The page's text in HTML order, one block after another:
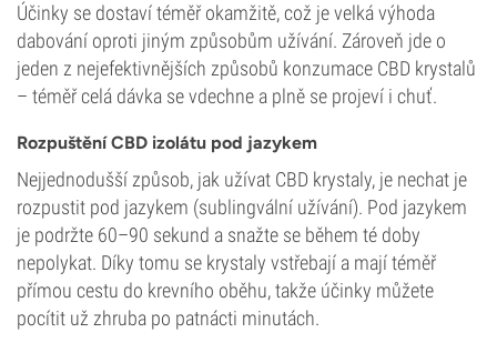
Účinky se dostaví téměř okamžitě, což je velká výhoda
dabování oproti jiným způsobům užívání. Zároveň jde o
jeden z nejefektivnějších způsobů konzumace CBD krystalů
– téměř celá dávka se vdechne a plně se projeví i chuť.
Rozpuštění CBD izolátu pod jazykem
Nejjednodušší způsob, jak užívat CBD krystaly, je nechat je
rozpustit pod jazykem (sublingvální užívání). Pod jazykem
je podržte 60–90 sekund a snažte se během té doby
nepolykat. Díky tomu se krystaly vstřebají a mají téměř
přímou cestu do krevního oběhu, takže účinky můžete
pocítit už zhruba po patnácti minutách.